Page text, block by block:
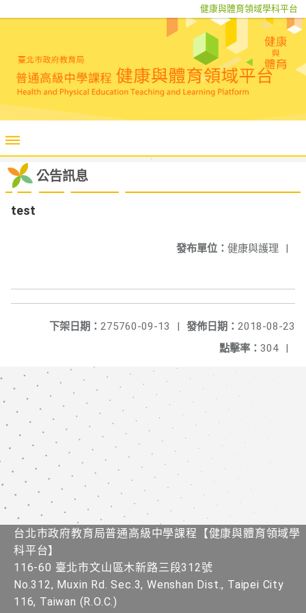
健康與體育領域學科平台
公告訊息
test
發布單位： 健康與護理 |
發佈日期： 2018-08-23
下架日期： 275760-09-13
|
點擊率： 304 |
台北市政府教育局普通高級中學課程​【健康與體育領域學
科平台】
116-60 臺北市文山區木新路三段312號
No.312, Muxin Rd. Sec.3, Wenshan Dist., Taipei City
116, Taiwan (R.O.C.)